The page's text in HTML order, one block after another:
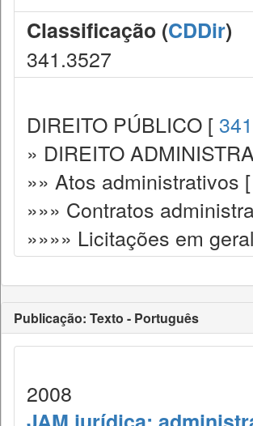
Classificação (CDDir)
341.3527
DIREITO PÚBLICO [ 341
» DIREITO
»» Atos administrativos [
»»» Contratos
»»»» Licitações em
Publicação: Texto - Português
2008